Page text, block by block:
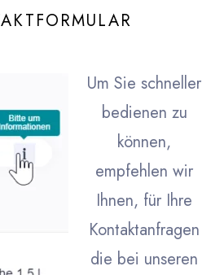
Um Sie schneller
bedienen zu
können,
empfehlen wir
Ihnen, für Ihre
Kontaktanfragen
die bei unseren